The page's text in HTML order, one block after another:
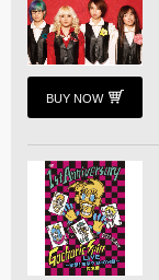
BUY NOW